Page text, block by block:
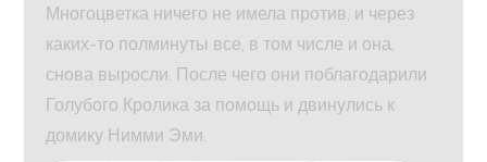
Многоцветка ничего не имела против, и через
каких-то полминуты все, в том числе и она,
снова выросли. После чего они поблагодарили
Голубого Кролика за помощь и двинулись к
домику Нимми Эми.